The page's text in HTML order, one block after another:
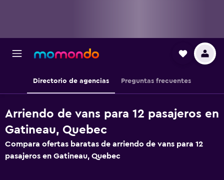
Directorio de agencias Preguntas frecuentes
Arriendo de vans para 12 pasajeros en
Gatineau, Quebec
Compara ofertas baratas de arriendo de vans para 12
pasajeros en Gatineau, Quebec